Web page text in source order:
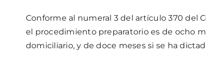
Conforme al numeral 3 del artículo 370 del
el procedimiento preparatorio es de ocho
domiciliario, y de doce meses si se ha